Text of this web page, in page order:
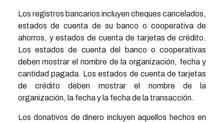
Los registros bancarios incluyen cheques cancelados,
estados de cuenta de su banco o cooperativa de
ahorros, y estados de cuenta de tarjetas de crédito.
Los estados de cuenta del banco o cooperativas
deben mostrar el nombre de la organización, fecha y
cantidad pagada. Los estados de cuenta de tarjetas
de crédito deben mostrar el nombre de la
organización, la fecha y la fecha de la transacción.
Los donativos de dinero incluyen aquellos hechos en